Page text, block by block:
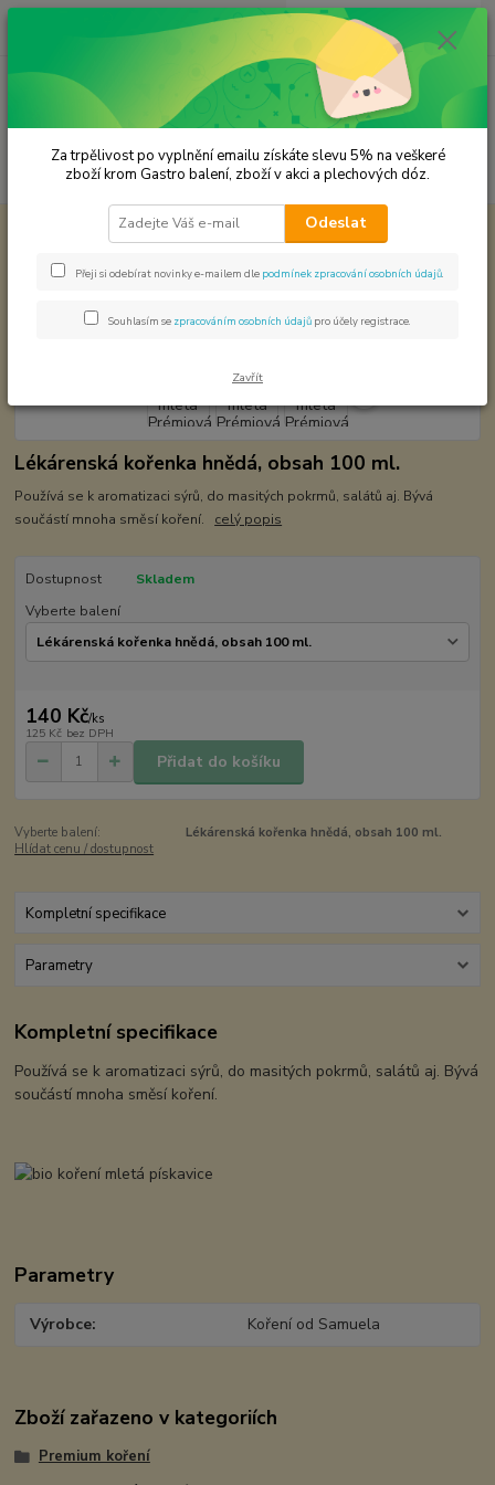
Menu
Hledat
ks
za 0,00 Kč
Premium koření Pískavice mletá Prémiová kvalita
Pískavice mletá Prémiová kvalita
Lékárenská kořenka hnědá, obsah 100 ml.
Používá se k aromatizaci sýrů, do masitých pokrmů, salátů aj. Bývá
součástí mnoha směsí koření. celý popis
Dostupnost
Skladem
Vyberte balení
140 Kč/ks
125 Kč bez DPH
Přidat do košíku
Vyberte balení:
Lékárenská kořenka hnědá, obsah 100 ml.
Hlídat cenu / dostupnost
Kompletní specifikace
Parametry
Kompletní specifikace
Používá se k aromatizaci sýrů, do masitých pokrmů, salátů aj. Bývá
součástí mnoha směsí koření.
Parametry
Výrobce Koření od Samuela
Zboží zařazeno v kategoriích
Premium koření
Za trpělivost po vyplnění emailu získáte slevu 5% na veškeré
zboží krom Gastro balení, zboží v akci a plechových dóz.
Odeslat
Přeji si odebírat novinky e-mailem dle podmínek zpracování osobních údajů
Souhlasím se zpracováním osobních údajů pro účely registrace.
Zavřít